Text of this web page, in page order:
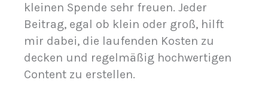
kleinen Spende sehr freuen. Jeder
Beitrag, egal ob klein oder groß, hilft
mir dabei, die laufenden Kosten zu
decken und regelmäßig hochwertigen
Content zu erstellen.